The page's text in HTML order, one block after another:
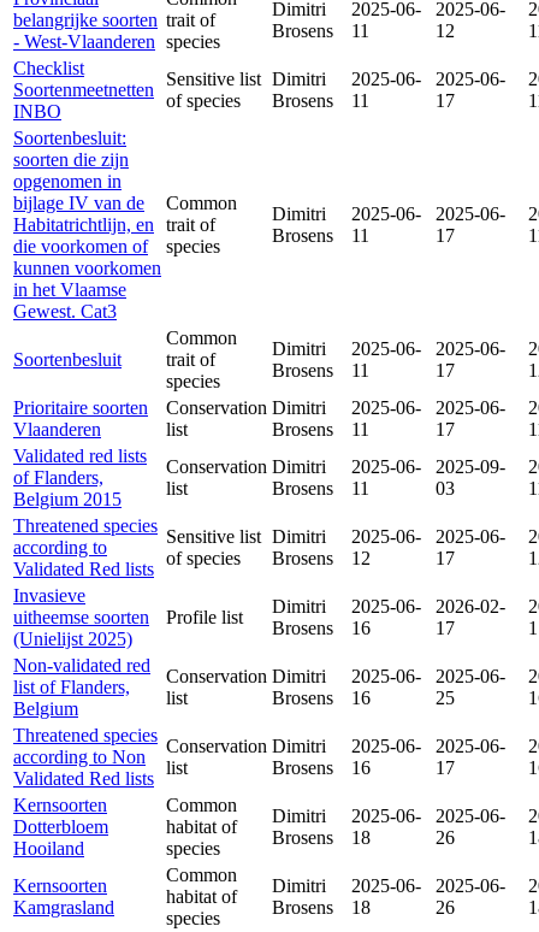
belangrijke soorten
- West-Vlaanderen
trait of
species
Dimitri
Brosens
2025-06-
11
2025-06-
12
Checklist
Soortenmeetnetten
INBO
Sensitive list
of species
Dimitri
Brosens
2025-06-
11
2025-06-
17
Soortenbesluit:
soorten die zijn
opgenomen in
bijlage IV van de
Habitatrichtlijn, en
die voorkomen of
kunnen voorkomen
in het Vlaamse
Gewest. Cat3
Common
trait of
species
Dimitri
Brosens
2025-06-
11
2025-06-
17
Soortenbesluit
Common
trait of
species
Dimitri
Brosens
2025-06-
11
2025-06-
17
Prioritaire soorten
Vlaanderen
Conservation
list
Dimitri
Brosens
2025-06-
11
2025-06-
17
Validated red lists
of Flanders,
Belgium 2015
Conservation
list
Dimitri
Brosens
2025-06-
11
2025-09-
03
Threatened species
according to
Validated Red lists
Sensitive list
of species
Dimitri
Brosens
2025-06-
12
2025-06-
17
Invasieve
uitheemse soorten
(Unielijst 2025)
Profile list
Dimitri
Brosens
2025-06-
16
2026-02-
17
Non-validated red
list of Flanders,
Belgium
Conservation
list
Dimitri
Brosens
2025-06-
16
2025-06-
25
Threatened species
according to Non
Validated Red lists
Conservation
list
Dimitri
Brosens
2025-06-
16
2025-06-
17
Kernsoorten
Dotterbloem
Hooiland
Common
habitat of
species
Dimitri
Brosens
2025-06-
18
2025-06-
26
Kernsoorten
Kamgrasland
Common
habitat of
species
Dimitri
Brosens
2025-06-
18
2025-06-
26